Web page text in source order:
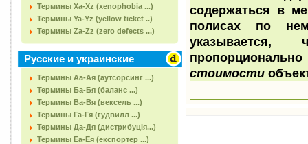
Термины Xa-Xz (xenophobia ...)
Термины Ya-Yz (yellow ticket ..)
Термины Za-Zz (zero defects ...)
Русские и украинские
Термины Аа-Ая (аутсорсинг ...)
Термины Ба-Бя (баланс ...)
Термины Ва-Вя (вексель ...)
Термины Га-Гя (гудвилл ...)
Термины Да-Дя (дистрибуція...)
Термины Еа-Ея (експортер ...)
содержаться в
полисах по
стоимости